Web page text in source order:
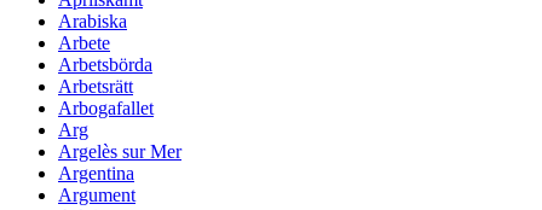
Arabiska
Arbete
Arbetsbörda
Arbetsrätt
Arbogafallet
Arg
Argelès sur Mer
Argentina
Argument